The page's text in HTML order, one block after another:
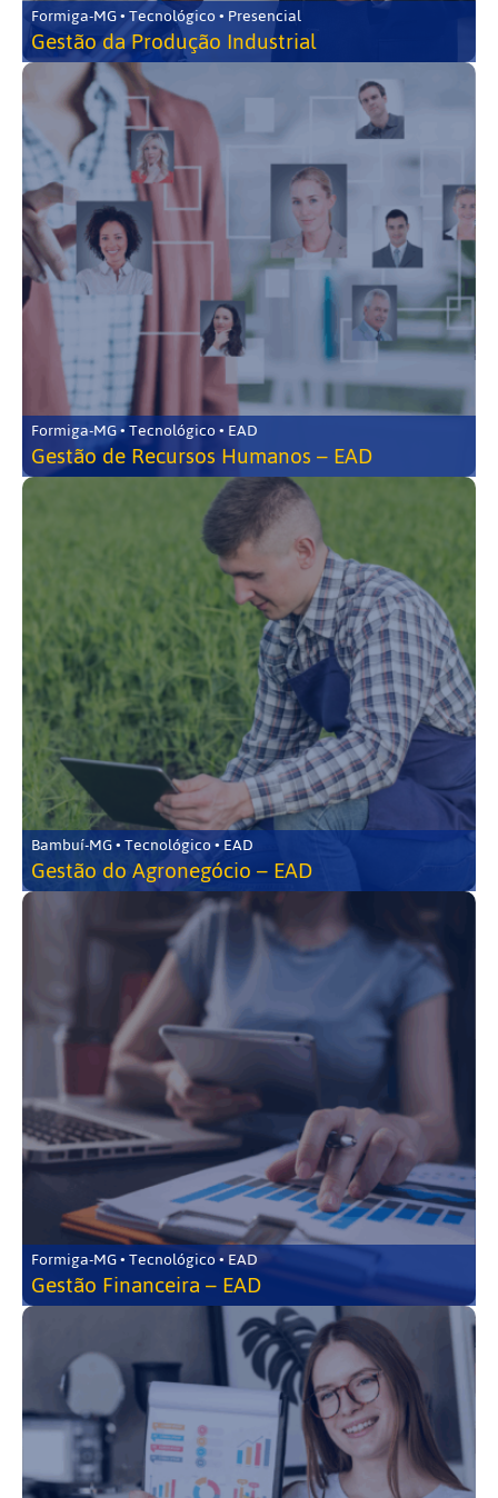
Formiga-MG • Tecnológico • Presencial
Gestão da Produção Industrial
Formiga-MG • Tecnológico • EAD
Gestão de Recursos Humanos – EAD
Bambuí-MG • Tecnológico • EAD
Gestão do Agronegócio – EAD
Formiga-MG • Tecnológico • EAD
Gestão Financeira – EAD